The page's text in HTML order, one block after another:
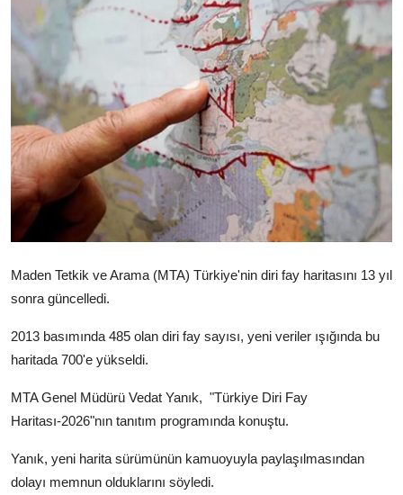
Yazarlar
Arşiv
İletişim
Türkçe Kurdi
Maden Tetkik ve Arama (MTA) Türkiye'nin diri fay haritasını 13 yıl
sonra güncelledi.
2013 basımında 485 olan diri fay sayısı, yeni veriler ışığında bu
haritada 700'e yükseldi.
MTA Genel Müdürü Vedat Yanık, "Türkiye Diri Fay
Haritası-2026"nın tanıtım programında konuştu.
Yanık, yeni harita sürümünün kamuoyuyla paylaşılmasından
dolayı memnun olduklarını söyledi.